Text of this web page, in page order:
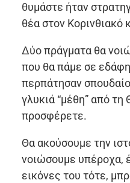
θυμάστε ήταν
θέα στον Κορινθιακό
Δύο πράγματα θα
που θα πάμε σε
περπάτησαν
γλυκιά “μέθη” από τη
προσφέρετε.
Θα ακούσουμε την
νοιώσουμε υπέροχα,
εικόνες του τότε,